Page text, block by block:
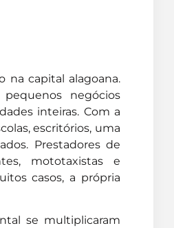
na capital alagoana.
negócios
inteiras. Com a
escritórios, uma
Prestadores de
mototaxistas e
casos, a própria
se multiplicaram